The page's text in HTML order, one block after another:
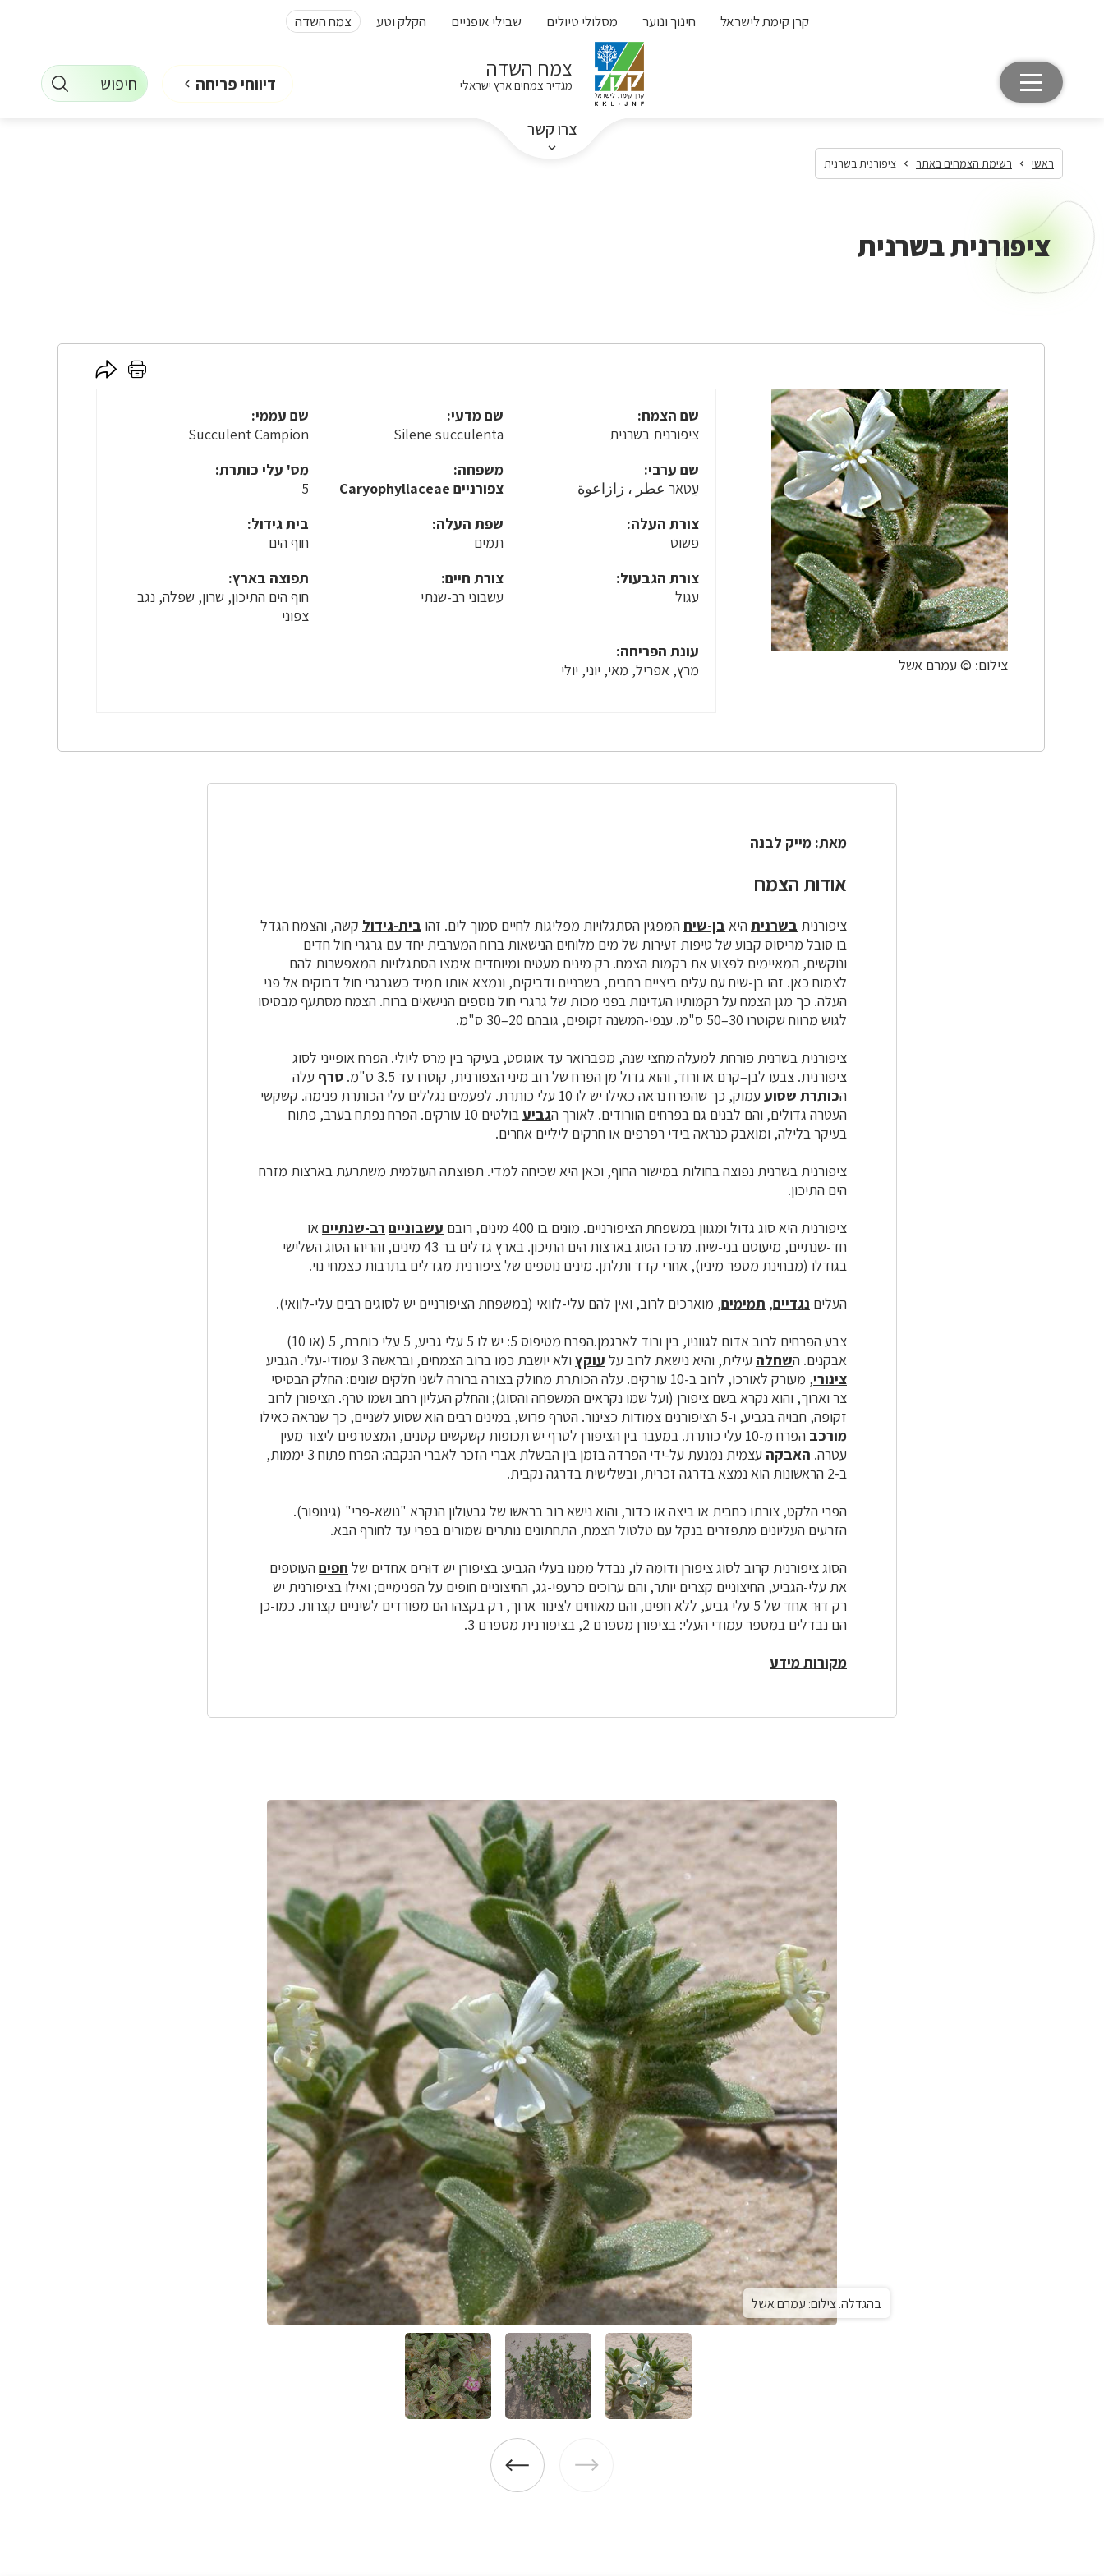
קרן קימת לישראל חינוך ונוער מסלולי טיולים שבילי אופניים הקלק וטע צמח השדה
צמח השדה
מגדיר צמחים ארץ ישראלי
צרו קשר
דיווחי פריחה חיפוש
ראשי רשימת הצמחים באתר ציפורנית בשרנית
ציפורנית בשרנית
צילום: © עמרם אשל
לחץ
לחץ
שם הצמח:
ציפורנית בשרנית
שם מדעי:
Silene succulenta
שם עממי:
Succulent Campion
שם ערבי:
עַטאר عطر ، زازاعوة
משפחה:
צפורניים Caryophyllaceae
מס' עלי כותרת:
5
צורת העלה:
פשוט
שפת העלה:
תמים
בית גידול:
חוף הים
צורת הגבעול:
עגול
צורת חיים:
עשבוני רב-שנתי
תפוצה בארץ:
חוף הים התיכון, שרון, שפלה, נגב
צפוני
עונת הפריחה:
מרץ, אפריל, מאי, יוני, יולי
מאת: מייק לבנה
אודות הצמח
ציפורנית בשרנית היא בן-שיח המפגין הסתגלויות מפליגות לחיים סמוך לים. זהו בית-גידול קשה, והצמח הגדל
בו סובל מריסוס קבוע של טיפות זעירות של מים מלוחים הנישאות ברוח המערבית יחד עם גרגרי חול חדים
ונוקשים, המאיימים לפצוע את רקמות הצמח. רק מינים מעטים ומיוחדים אימצו הסתגלויות המאפשרות להם
לצמוח כאן. זהו בן-שיח עם עלים ביציים רחבים, בשרניים ודביקים, ונמצא אותו תמיד כשגרגרי חול דבוקים אל פני
העלה. כך מגן הצמח על רקמותיו העדינות בפני מכות של גרגרי חול נוספים הנישאים ברוח. הצמח מסתעף מבסיסו
לגוש מרווח שקוטרו 30–50 ס"מ. ענפי-המשנה זקופים, גובהם 20–30 ס"מ.
ציפורנית בשרנית פורחת למעלה מחצי שנה, מפברואר עד אוגוסט, בעיקר בין מרס ליולי. הפרח אופייני לסוג
ציפורנית. צבעו לבן–קרם או ורוד, והוא גדול מן הפרח של רוב מיני הצפורנית, קוטרו עד 3.5 ס"מ.
טרף עלה
הכותרת שסוע
עמוק, כך שהפרח נראה כאילו יש לו 10 עלי כותרת. לפעמים נגללים עלי הכותרת פנימה. קשקשי
העטרה גדולים, והם לבנים גם בפרחים הוורודים. לאורך הגביע
בולטים 10 עורקים. הפרח נפתח בערב, פתוח
בעיקר בלילה, ומואבק כנראה בידי רפרפים או חרקים ליליים אחרים.
ציפורנית בשרנית נפוצה בחולות במישור החוף, וכאן היא שכיחה למדי. תפוצתה העולמית משתרעת בארצות מזרח
הים התיכון.
ציפורנית היא סוג גדול ומגוון במשפחת הציפורניים. מונים בו 400 מינים, רובם
עשבוניים רב-שנתייםאו
חד-שנתיים, מיעוטם בני-שיח. מרכז הסוג בארצות הים התיכון. בארץ גדלים בר 43 מינים, והריהו הסוג השלישי
בגודלו (מבחינת מספר מיניו), אחרי קדד ותלתן. מינים נוספים של ציפורנית מגדלים בתרבות כצמחי נוי.
העלים נגדיים, תמימים, מוארכים לרוב, ואין להם עלי-לוואי (במשפחת הציפורניים יש לסוגים רבים עלי-לוואי).
צבע הפרחים לרוב אדום לגווניו, בין ורוד לארגמן.הפרח מטיפוס 5: יש לו 5 עלי גביע, 5 עלי כותרת, 5 (או 10)
אבקנים. השחלה עילית, והיא נישאת לרוב על עוקץ ולא יושבת כמו ברוב הצמחים, ובראשה 3 עמודי-עלי. הגביע
צינורי
, מעורק לאורכו, לרוב ב-10 עורקים. עלה הכותרת מחולק בצורה ברורה לשני חלקים שונים: החלק הבסיסי
צר וארוך, והוא נקרא בשם ציפורן (ועל שמו נקראים המשפחה והסוג); והחלק העליון רחב ושמו טרף. הציפורן לרוב
זקופה, חבויה בגביע, ו-5 הציפורנים צמודות כצינור. הטרף פרוש, במינים רבים הוא שסוע לשניים, כך שנראה כאילו
מורכב
הפרח מ-10 עלי כותרת. במעבר בין הציפורן לטרף יש תכופות קשקשים קטנים, המצטרפים ליצור מעין
עטרה. האבקה
עצמית נמנעת על-ידי הפרדה בזמן בין הבשלת אברי הזכר לאברי הנקבה: הפרח פתוח 3 יממות,
ב-2 הראשונות הוא נמצא בדרגה זכרית, ובשלישית בדרגה נקבית.
הפרי הלקט, צורתו כחבית או ביצה או כדור, והוא נישא רוב בראשו של גבעולון הנקרא "נושא-פרי" (גינופור).
הזרעים העליונים מתפזרים בנקל עם טלטול הצמח, התחתונים נותרים שמורים בפרי עד לחורף הבא.
הסוג ציפורנית קרוב לסוג ציפורן ודומה לו, נבדל ממנו בעלי הגביע: בציפורן יש דוּרים אחדים של חפים העוטפים
את עלי-הגביע, החיצוניים קצרים יותר, והם ערוכים כרעפי-גג, החיצוניים חופים על הפנימיים; ואילו בציפורנית יש
רק דוּר אחד של 5 עלי גביע, ללא חפים, והם מאוחים לצינור ארוך, רק בקצהו הם מפורדים לשיניים קצרות. כמו-כן
הם נבדלים במספר עמודי העלי: בציפורן מספרם 2, בציפורנית מספרם 3.
מקורות מידע
בהגדלה. צילום: עמרם אשל